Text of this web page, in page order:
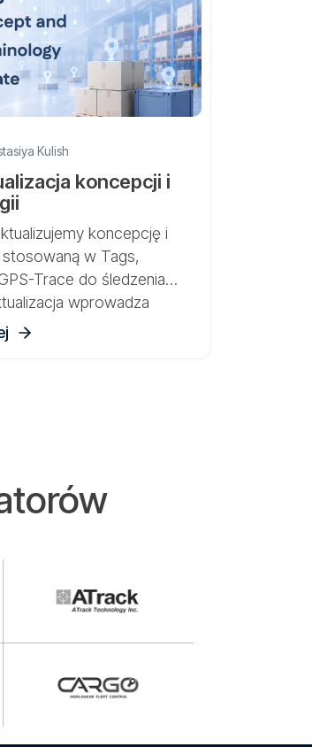
Kulish
koncepcji i
koncepcję i
w Tags,
Trace do śledzenia
wprowadza
strukturę pracy z